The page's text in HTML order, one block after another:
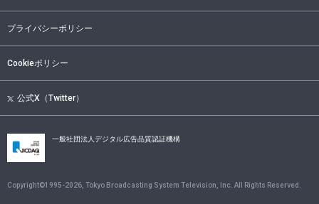
プライバシーポリシー
Cookieポリシー
公式X（Twitter）
一般社団法人デジタル広告品質認証機構
Copyright©1995-2026 , Tokyo Broadcasting System Television, Inc. All Rights Reserved.